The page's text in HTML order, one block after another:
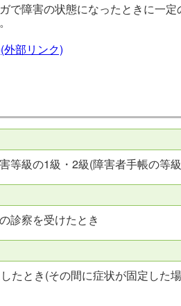
で障害の状態になったときに一
部リンク)
等級の1級・2級(障害者手帳の等
診察を受けたとき
たとき(その間に症状が固定した